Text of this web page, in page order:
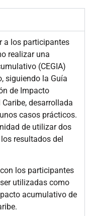
a los participantes
realizar una
(CEGIA)
siguiendo la Guía
de Impacto
desarrollada
casos prácticos.
de utilizar dos
resultados del
los participantes
utilizadas como
acumulativo de